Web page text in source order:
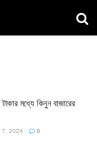
মধ্যে কিনুন বাজারের
7, 2024 0